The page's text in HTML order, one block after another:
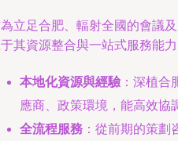
立足合肥、輻射全國的會議
其資源整合與一站式服務能力
本地化資源與經驗 ：深植
應商、政策環境，能高效協
全流程服務 ：從前期的策